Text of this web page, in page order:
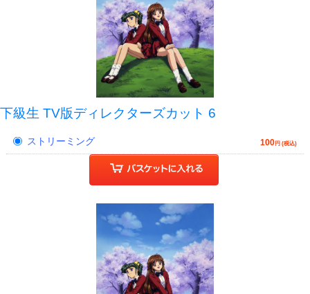
下級生 TV版ディレクターズカット 6
ストリーミング 100円 (税込)